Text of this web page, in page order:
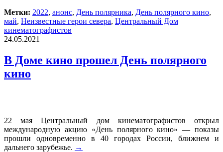
Метки: 2022, анонс, День полярника, День полярного кино,
май, Неизвестные герои севера, Центральный Дом
кинематографистов
24.05.2021
В Доме кино прошел День полярного
кино
22 мая Центральный дом кинематографистов открыл
международную акцию «День полярного кино» — показы
прошли одновременно в 40 городах России, ближнем и
дальнего зарубежье. →